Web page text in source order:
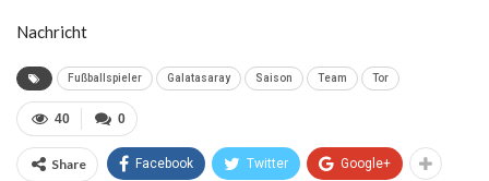
Nachricht
Fußballspieler Galatasaray Saison Team Tor
0
40
Share Facebook Twitter Google+